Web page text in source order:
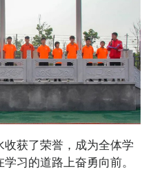
获了荣誉，成为全体学
习的道路上奋勇向前。